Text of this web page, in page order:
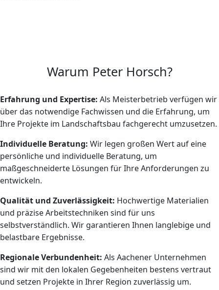
Warum Peter Horsch?
Erfahrung und Expertise: Als Meisterbetrieb verfügen wir
über das notwendige Fachwissen und die Erfahrung, um
Ihre Projekte im Landschaftsbau fachgerecht umzusetzen.
Individuelle Beratung: Wir legen großen Wert auf eine
persönliche und individuelle Beratung, um
maßgeschneiderte Lösungen für Ihre Anforderungen zu
entwickeln.
Qualität und Zuverlässigkeit: Hochwertige Materialien
und präzise Arbeitstechniken sind für uns
selbstverständlich. Wir garantieren Ihnen langlebige und
belastbare Ergebnisse.
Regionale Verbundenheit: Als Aachener Unternehmen
sind wir mit den lokalen Gegebenheiten bestens vertraut
und setzen Projekte in Ihrer Region zuverlässig um.